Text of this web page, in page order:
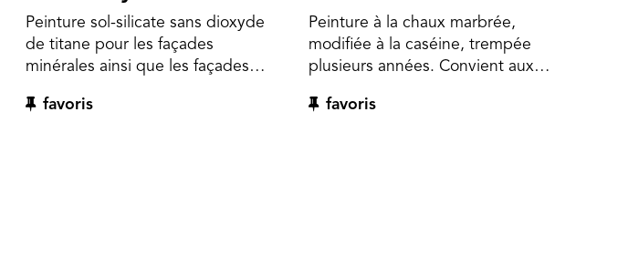
Peinture sol-silicate sans dioxyde
de titane pour les façades
minérales ainsi que les façades
synthétiques. Grâce à une
favoris
Peinture à la chaux marbrée,
modifiée à la caséine, trempée
plusieurs années. Convient aux
à la chaux solides. Réversible dans
favoris